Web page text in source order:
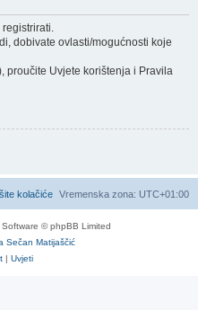
dobivate ovlasti/mogućnosti koje
proučite Uvjete korištenja i Pravila
Vremenska zona: UTC+01:00
kolačiće
© phpBB Limited
Sečan Matijaščić
| Uvjeti